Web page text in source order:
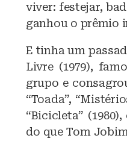
viver: festejar,
ganhou o prêmio
E tinha um
Livre (1979),
grupo e
“Toada”,
“Bicicleta”
do que Tom